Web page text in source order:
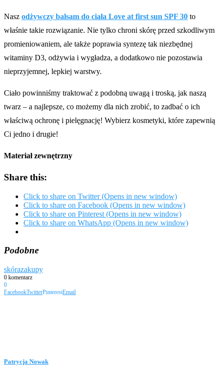
Nasz odżywczy balsam do ciała Love at first sun SPF 30 to
właśnie takie rozwiązanie. Nie tylko chroni skórę przed szkodliwym
promieniowaniem, ale także poprawia syntezę tak niezbędnej
witaminy D3, odżywia i wygładza, a dodatkowo nie pozostawia
nieprzyjemnej, lepkiej warstwy.
Ciało powinniśmy traktować z podobną uwagą i troską, jak naszą
twarz – a najlepsze, co możemy dla nich zrobić, to zadbać o ich
właściwą ochronę i pielęgnację! Wybierz kosmetyki, które zapewnią
Ci jedno i drugie!
Materiał zewnętrzny
Share this:
Click to share on Twitter (Opens in new window)
Click to share on Facebook (Opens in new window)
Click to share on Pinterest (Opens in new window)
Click to share on WhatsApp (Opens in new window)
Podobne
skórazakupy
0 komentarz
0
FacebookTwitterPinterestEmail
Patrycja Nowak